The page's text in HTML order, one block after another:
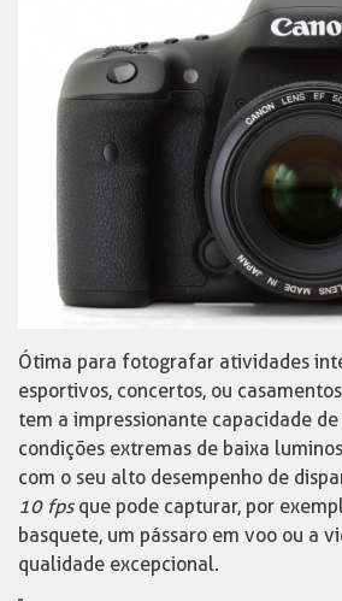
Ótima para fotografar atividades
esportivos, concertos, ou
tem a impressionante capacidade
condições extremas de baixa
com o seu alto desempenho de
10 fpsque pode capturar, por
basquete, um pássaro em voo ou a
qualidade excepcional.